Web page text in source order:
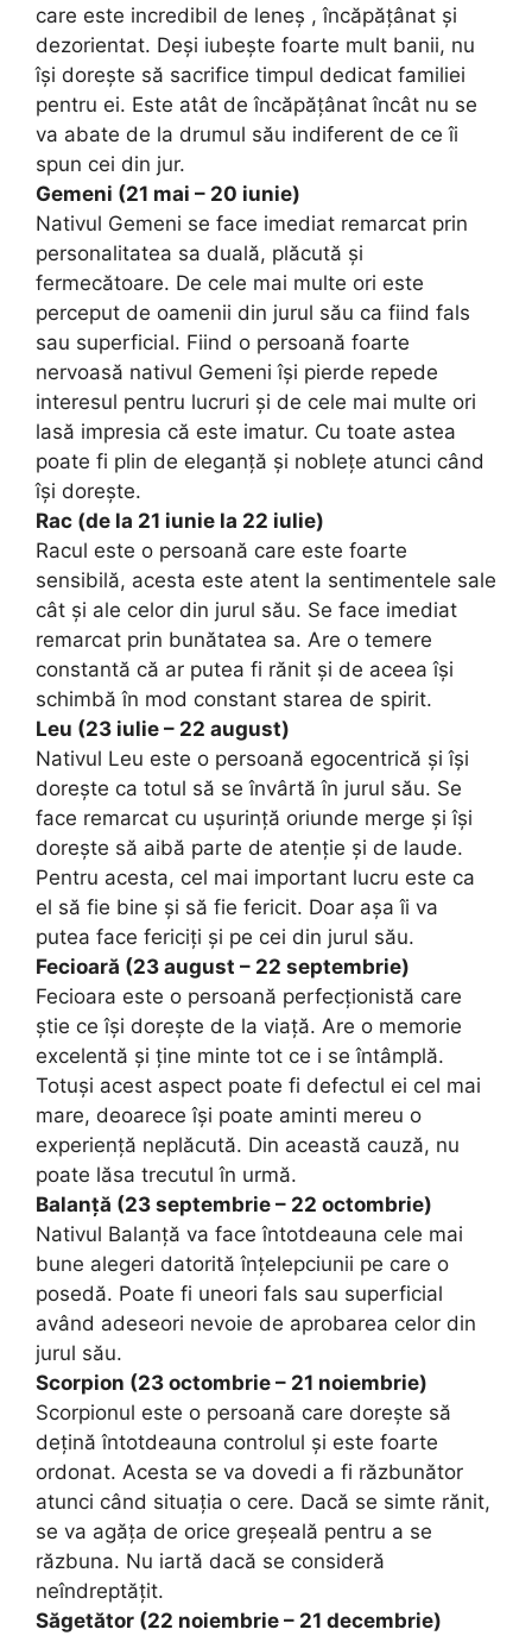
care este incredibil de leneș , încăpățânat și
dezorientat. Deși iubește foarte mult banii, nu
își dorește să sacrifice timpul dedicat familiei
pentru ei. Este atât de încăpățânat încât nu se
va abate de la drumul său indiferent de ce îi
spun cei din jur.
Gemeni (21 mai – 20 iunie)
Nativul Gemeni se face imediat remarcat prin
personalitatea sa duală, plăcută și
fermecătoare. De cele mai multe ori este
perceput de oamenii din jurul său ca fiind fals
sau superficial. Fiind o persoană foarte
nervoasă nativul Gemeni își pierde repede
interesul pentru lucruri și de cele mai multe ori
lasă impresia că este imatur. Cu toate astea
poate fi plin de eleganță și noblețe atunci când
își dorește.
Rac (de la 21 iunie la 22 iulie)
Racul este o persoană care este foarte
sensibilă, acesta este atent la sentimentele sale
cât și ale celor din jurul său. Se face imediat
remarcat prin bunătatea sa. Are o temere
constantă că ar putea fi rănit și de aceea își
schimbă în mod constant starea de spirit.
Leu (23 iulie – 22 august)
Nativul Leu este o persoană egocentrică și își
dorește ca totul să se învârtă în jurul său. Se
face remarcat cu ușurință oriunde merge și își
dorește să aibă parte de atenție și de laude.
Pentru acesta, cel mai important lucru este ca
el să fie bine și să fie fericit. Doar așa îi va
putea face fericiți și pe cei din jurul său.
Fecioară (23 august – 22 septembrie)
Fecioara este o persoană perfecționistă care
știe ce își dorește de la viață. Are o memorie
excelentă și ține minte tot ce i se întâmplă.
Totuși acest aspect poate fi defectul ei cel mai
mare, deoarece își poate aminti mereu o
experiență neplăcută. Din această cauză, nu
poate lăsa trecutul în urmă.
Balanță (23 septembrie – 22 octombrie)
Nativul Balanță va face întotdeauna cele mai
bune alegeri datorită înțelepciunii pe care o
posedă. Poate fi uneori fals sau superficial
având adeseori nevoie de aprobarea celor din
jurul său.
Scorpion (23 octombrie – 21 noiembrie)
Scorpionul este o persoană care dorește să
dețină întotdeauna controlul și este foarte
ordonat. Acesta se va dovedi a fi răzbunător
atunci când situația o cere. Dacă se simte rănit,
se va agăța de orice greșeală pentru a se
răzbuna. Nu iartă dacă se consideră
neîndreptățit.
Săgetător (22 noiembrie – 21 decembrie)